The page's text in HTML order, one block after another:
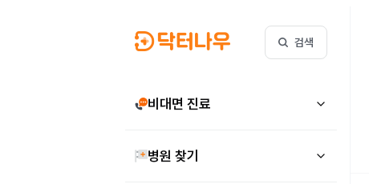
검색
비대면 진료
병원 찾기